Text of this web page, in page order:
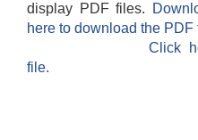
display PDF files.
here to download the PDF
Click
file.